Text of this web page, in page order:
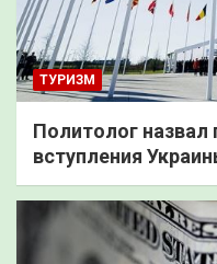
ТУРИЗМ
Политолог назвал
вступления